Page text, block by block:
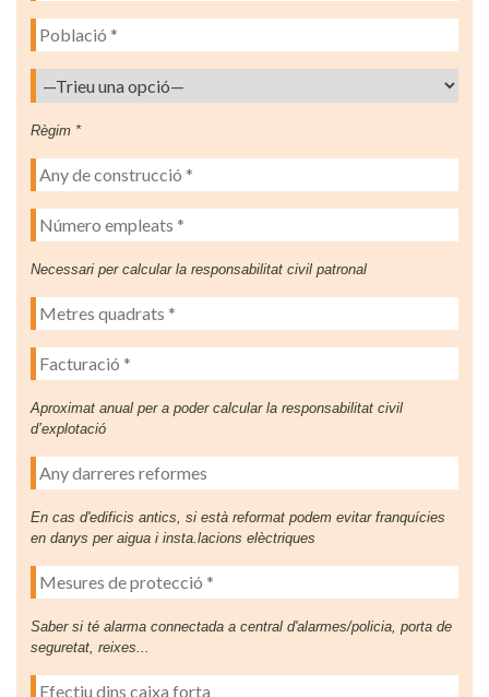
Règim *
Necessari per calcular la responsabilitat civil patronal
Aproximat anual per a poder calcular la responsabilitat civil
d’explotació
En cas d'edificis antics, si està reformat podem evitar franquícies
en danys per aigua i insta.lacions elèctriques
Saber si té alarma connectada a central d'alarmes/policia, porta de
seguretat, reixes...